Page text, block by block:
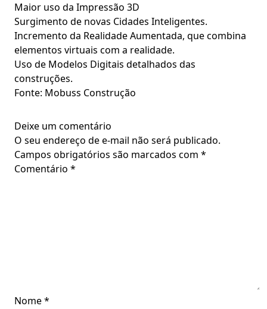
Maior uso da Impressão 3D
Surgimento de novas Cidades Inteligentes.
Incremento da Realidade Aumentada, que combina
elementos virtuais com a realidade.
Uso de Modelos Digitais detalhados das
construções.
Fonte: Mobuss Construção
Deixe um comentário
O seu endereço de e-mail não será publicado.
Campos obrigatórios são marcados com *
Comentário *
Nome*